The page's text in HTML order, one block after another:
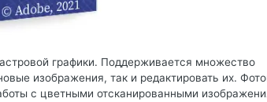
графики. Поддерживается множество
изображения, так и редактировать их.
с цветными отсканированными